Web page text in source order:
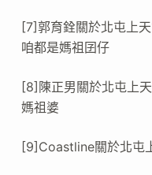
[7]郭育銓關於北屯上天
咱都是媽祖囝仔
[8]陳正男關於北屯上天
媽祖婆
[9]Coastline關於北屯